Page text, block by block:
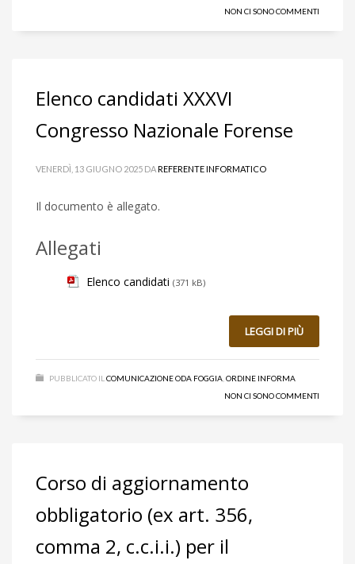
NON CI SONO COMMENTI
Elenco candidati XXXVI
Congresso Nazionale Forense
VENERDÌ, 13 GIUGNO 2025 DAREFERENTE INFORMATICO
Il documento è allegato.
Allegati
Elenco candidati (371 kB)
LEGGI DI PIÙ
PUBBLICATO IL COMUNICAZIONE ODA FOGGIA ORDINE INFORMA
NON CI SONO COMMENTI
Corso di aggiornamento
obbligatorio (ex art. 356,
comma 2, c.c.i.i.) per il